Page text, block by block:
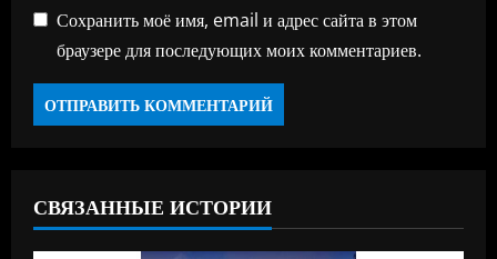
Сохранить моё имя, email и адрес сайта в этом
браузере для последующих моих комментариев.
СВЯЗАННЫЕ ИСТОРИИ